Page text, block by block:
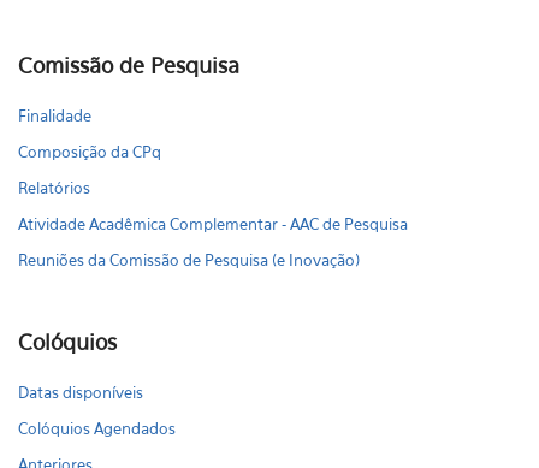
Comissão de Pesquisa
Finalidade
Composição da CPq
Relatórios
Atividade Acadêmica Complementar - AAC de Pesquisa
Reuniões da Comissão de Pesquisa (e Inovação)
Colóquios
Datas disponíveis
Colóquios Agendados